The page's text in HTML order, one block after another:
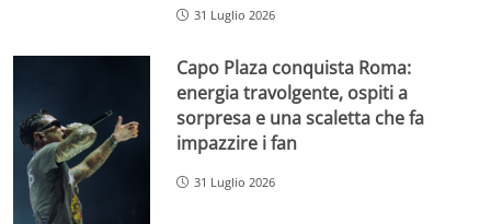
31 Luglio 2026
Capo Plaza conquista Roma:
energia travolgente, ospiti a
sorpresa e una scaletta che fa
impazzire i fan
31 Luglio 2026